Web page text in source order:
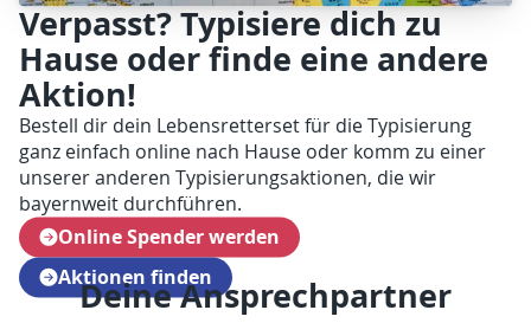
Verpasst? Typisiere dich zu
Hause oder finde eine andere
Aktion!
Bestell dir dein Lebensretterset für die Typisierung
ganz einfach online nach Hause oder komm zu einer
unserer anderen Typisierungsaktionen, die wir
bayernweit durchführen.
Online Spender werden
Aktionen finden
Deine Ansprechpartner